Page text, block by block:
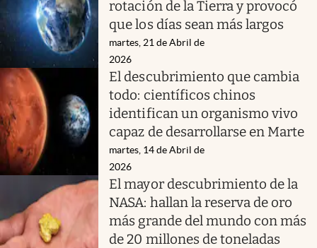
rotación de la Tierra y provocó
que los días sean más largos
martes, 21 de Abril de
2026
El descubrimiento que cambia
todo: científicos chinos
identifican un organismo vivo
capaz de desarrollarse en Marte
martes, 14 de Abril de
2026
El mayor descubrimiento de la
NASA: hallan la reserva de oro
más grande del mundo con más
de 20 millones de toneladas